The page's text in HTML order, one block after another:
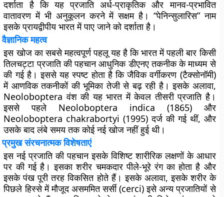
दर्शाता है कि यह प्रजाति अर्ध-प्राकृतिक और मानव-प्रभावित
वातावरण में भी अनुकूलन करने में सक्षम है। “पेनिन्सुलारिस” नाम
इसके प्रायद्वीपीय भारत में पाए जाने को दर्शाता है।
वैज्ञानिक महत्व
इस खोज का सबसे महत्वपूर्ण पहलू यह है कि भारत में पहली बार किसी
तिलचट्टा प्रजाति की पहचान आधुनिक डीएनए तकनीक के माध्यम से
की गई है। इससे यह स्पष्ट होता है कि जैविक वर्गीकरण (टैक्सोनॉमी)
में आणविक तकनीकों की भूमिका तेजी से बढ़ रही है। इसके अलावा,
Neoloboptera वंश की यह भारत में केवल तीसरी प्रजाति है।
इससे पहले Neoloboptera indica (1865) और
Neoloboptera chakrabortyi (1995) दर्ज की गई थीं, और
उसके बाद लंबे समय तक कोई नई खोज नहीं हुई थी।
प्रमुख संरचनात्मक विशेषताएं
इस नई प्रजाति की पहचान इसके विशिष्ट शारीरिक लक्षणों के आधार
पर की गई है। इसका शरीर चमकदार पीले-भूरे रंग का होता है और
इसके पंख पूरी तरह विकसित होते हैं। इसके अलावा, इसके शरीर के
पिछले हिस्से में मौजूद असममित सर्सी (cerci) इसे अन्य प्रजातियों से